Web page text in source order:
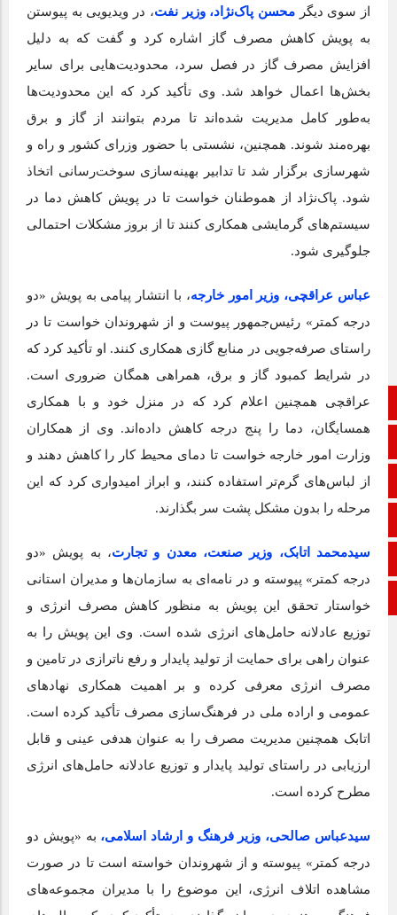
صفحه نخست
اپلیکیشن سایت
آپارات
از سوی دیگرمحسن پاک‌نژاد، وزیر نفت، در ویدیویی به پیوستن
به پویش کاهش مصرف گاز اشاره کرد و گفت که به دلیل
افزایش مصرف گاز در فصل سرد، محدودیت‌هایی برای سایر
بخش‌ها اعمال خواهد شد. وی تأکید کرد که این محدودیت‌ها
به‌طور کامل مدیریت شده‌اند تا مردم بتوانند از گاز و برق
بهره‌مند شوند. همچنین، نشستی با حضور وزرای کشور و راه و
شهرسازی برگزار شد تا تدابیر بهینه‌سازی سوخت‌رسانی اتخاذ
شود. پاک‌نژاد از هموطنان خواست تا در پویش کاهش دما در
سیستم‌های گرمایشی همکاری کنند تا از بروز مشکلات احتمالی
جلوگیری شود.
عباس عراقچی، وزیر امور خارجه، با انتشار پیامی به پویش «دو
درجه کمتر» رئیس‌جمهور پیوست و از شهروندان خواست تا در
راستای صرفه‌جویی در منابع گازی همکاری کنند. او تأکید کرد که
در شرایط کمبود گاز و برق، همراهی همگان ضروری است.
عراقچی همچنین اعلام کرد که در منزل خود و با همکاری
همسایگان، دما را پنج درجه کاهش داده‌اند. وی از همکاران
وزارت امور خارجه خواست تا دمای محیط کار را کاهش دهند و
از لباس‌های گرم‌تر استفاده کنند، و ابراز امیدواری کرد که این
مرحله را بدون مشکل پشت سر بگذارند.
سیدمحمد اتابک، وزیر صنعت، معدن و تجارت، به پویش «دو
درجه کمتر» پیوسته و در نامه‌ای به سازمان‌ها و مدیران استانی
خواستار تحقق این پویش به منظور کاهش مصرف انرژی و
توزیع عادلانه حامل‌های انرژی شده است. وی این پویش را به
عنوان راهی برای حمایت از تولید پایدار و رفع ناترازی در تامین و
مصرف انرژی معرفی کرده و بر اهمیت همکاری نهادهای
عمومی و اراده ملی در فرهنگ‌سازی مصرف تأکید کرده است.
اتابک همچنین مدیریت مصرف را به عنوان هدفی عینی و قابل
ارزیابی در راستای تولید پایدار و توزیع عادلانه حامل‌های انرژی
مطرح کرده است.
سیدعباس صالحی، وزیر فرهنگ و ارشاد اسلامی، به «پویش دو
درجه کمتر» پیوسته و از شهروندان خواسته است تا در صورت
مشاهده اتلاف انرژی، این موضوع را با مدیران مجموعه‌های